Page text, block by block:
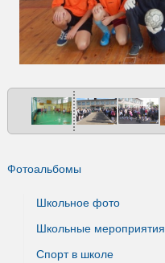
Фотоальбомы
Школьное фото
Школьные мероприятия
Спорт в школе